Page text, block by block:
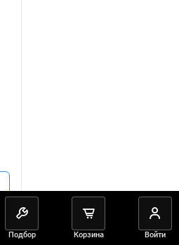
Подбор Корзина Войти